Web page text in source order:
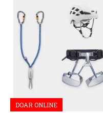
DOAR ONLINE